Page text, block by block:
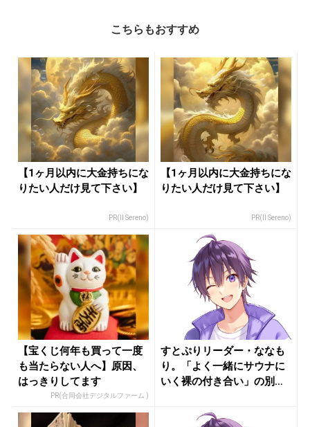
こちらもおすすめ
【1ヶ月以内に大金持ちにな
りたい人だけ見て下さい】
PR(Il Sereno)
【1ヶ月以内に大金持ちにな
りたい人だけ見て下さい】
PR(Il Sereno)
【宝くじ何年も買って一度
も当たらない人へ】原因、
はっきりしてます
PR(合同会社デジタルファーム )
すとぷりリーダー・ななも
り。「よく一緒にサウナに
いく裸の付き合い」の別ユ